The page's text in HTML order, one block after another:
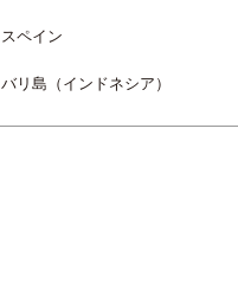
スペイン
バリ島（インドネシア）